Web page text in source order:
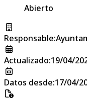
Abierto
Responsable:
Actualizado:19/04/
Datos desde:17/04/